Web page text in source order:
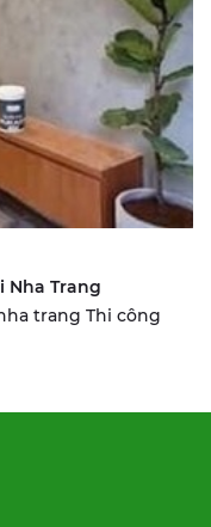
Nha Trang
trang Thi công